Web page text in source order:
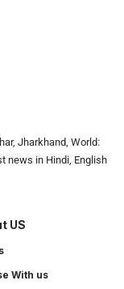
Jharkhand, World:
news in Hindi, English
US
With us